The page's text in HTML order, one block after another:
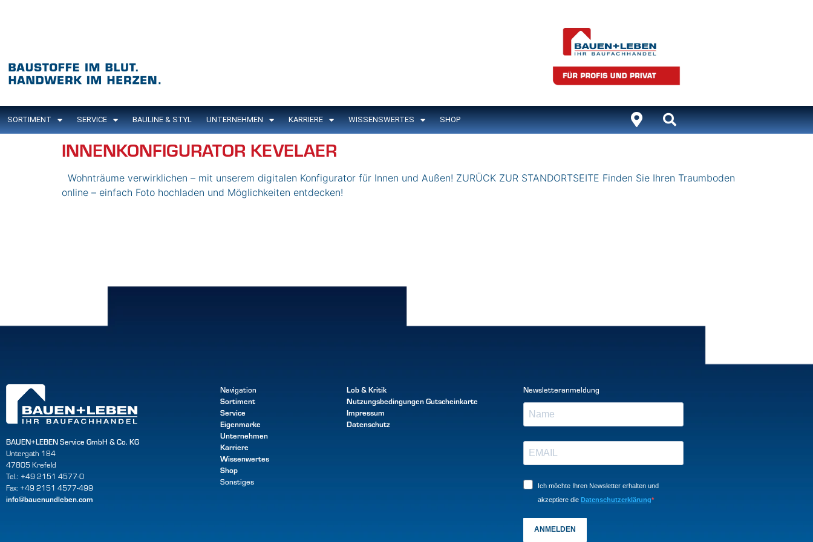
SORTIMENT SERVICE BAULINE & STYL UNTERNEHMEN KARRIERE WISSENSWERTES SHOP
INNENKONFIGURATOR KEVELAER
Wohnträume verwirklichen – mit unserem digitalen Konfigurator für Innen und Außen! ZURÜCK ZUR STANDORTSEITE Finden Sie Ihren Traumboden
online – einfach Foto hochladen und Möglichkeiten entdecken!
BAUEN+LEBEN Service GmbH & Co. KG
Untergath 184
47805 Krefeld
Tel.: +49 2151 4577-0
Fax: +49 2151 4577-499
info@bauenundleben.com
Navigation
Sortiment
Service
Eigenmarke
Unternehmen
Karriere
Wissenwertes
Shop
Sonstiges
Lob & Kritik
NutzungsbedingungenGutscheinkarte
Impressum
Datenschutz
Newsletteranmeldung
Ich möchte Ihren Newsletter erhalten und
akzeptiere die Datenschutzerklärung
ANMELDEN